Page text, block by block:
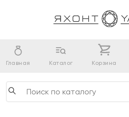
Главная Каталог Корзина